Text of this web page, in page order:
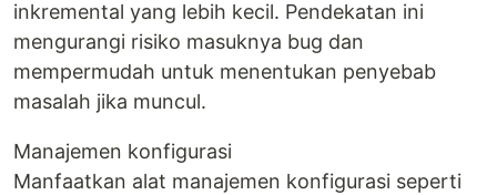
inkremental yang lebih kecil. Pendekatan ini
mengurangi risiko masuknya bug dan
mempermudah untuk menentukan penyebab
masalah jika muncul.
Manajemen konfigurasi
Manfaatkan alat manajemen konfigurasi seperti